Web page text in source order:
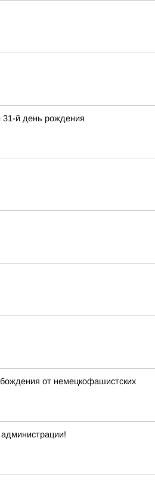
31-й день рождения
от немецкофашистских